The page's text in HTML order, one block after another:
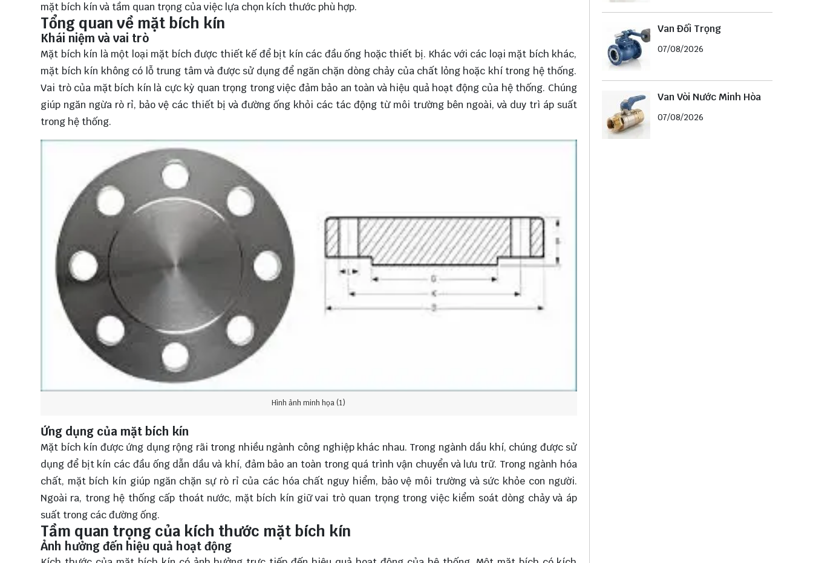
mặt bích kín và tầm quan trọng của việc lựa chọn kích thước phù hợp.
Tổng quan về mặt bích kín
Khái niệm và vai trò
Mặt bích kín là một loại mặt bích được thiết kế để bịt kín các đầu ống hoặc thiết bị. Khác với các loại mặt bích khác,
mặt bích kín không có lỗ trung tâm và được sử dụng để ngăn chặn dòng chảy của chất lỏng hoặc khí trong hệ thống.
Vai trò của mặt bích kín là cực kỳ quan trọng trong việc đảm bảo an toàn và hiệu quả hoạt động của hệ thống. Chúng
giúp ngăn ngừa rò rỉ, bảo vệ các thiết bị và đường ống khỏi các tác động từ môi trường bên ngoài, và duy trì áp suất
trong hệ thống.
Hình ảnh minh họa (1)
Ứng dụng của mặt bích kín
Mặt bích kín được ứng dụng rộng rãi trong nhiều ngành công nghiệp khác nhau. Trong ngành dầu khí, chúng được sử
dụng để bịt kín các đầu ống dẫn dầu và khí, đảm bảo an toàn trong quá trình vận chuyển và lưu trữ. Trong ngành hóa
chất, mặt bích kín giúp ngăn chặn sự rò rỉ của các hóa chất nguy hiểm, bảo vệ môi trường và sức khỏe con người.
Ngoài ra, trong hệ thống cấp thoát nước, mặt bích kín giữ vai trò quan trọng trong việc kiểm soát dòng chảy và áp
suất trong các đường ống.
Tầm quan trọng của kích thước mặt bích kín
Ảnh hưởng đến hiệu quả hoạt động
Van Đối Trọng
07/08/2026
Van Vòi Nước Minh Hòa
07/08/2026